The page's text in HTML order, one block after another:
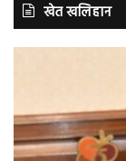
खेत खलिहान